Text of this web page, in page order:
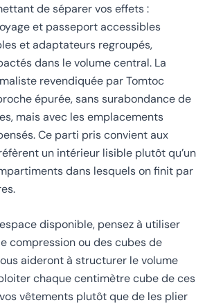
de séparer vos effets :
et passeport accessibles
et adaptateurs regroupés,
dans le volume central. La
revendiquée par Tomtoc
épurée, sans surabondance de
mais avec les emplacements
Ce parti pris convient aux
un intérieur lisible plutôt qu’un
dans lesquels on finit par
disponible, pensez à utiliser
compression ou des cubes de
aideront à structurer le volume
chaque centimètre cube de ces
vêtements plutôt que de les plier